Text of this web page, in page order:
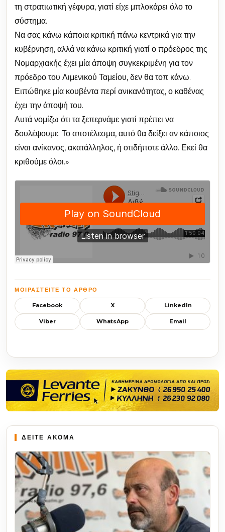
τη στρατιωτική γέφυρα, γιατί είχε μπλοκάρει όλο το
σύστημα.
Να σας κάνω κάποια κριτική πάνω κεντρικά για την
κυβέρνηση, αλλά να κάνω κριτική γιατί ο πρόεδρος της
Νομαρχιακής έχει μία άποψη συγκεκριμένη για τον
πρόεδρο του Λιμενικού Ταμείου, δεν θα τοπ κάνω.
Ειπώθηκε μία κουβέντα περί ανικανότητας, ο καθένας
έχει την άποψή του.
Αυτά νομίζω ότι τα ξεπερνάμε γιατί πρέπει να
δουλέψουμε. Το αποτέλεσμα, αυτό θα δείξει αν κάποιος
είναι ανίκανος, ακατάλληλος, ή οτιδήποτε άλλο. Εκεί θα
κριθούμε όλοι.»
ΜΟΙΡΑΣΤΕΊΤΕ ΤΟ ΆΡΘΡΟ
Facebook X LinkedIn
Viber WhatsApp Email
ΔΕΙΤΕ ΑΚΟΜΑ